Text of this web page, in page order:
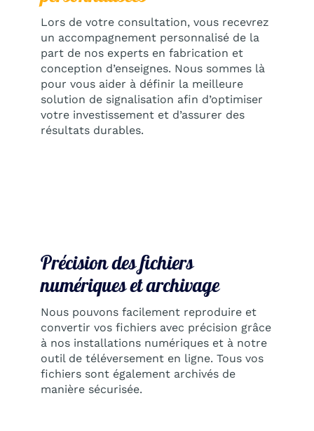
Lors de votre consultation, vous recevrez
un accompagnement personnalisé de la
part de nos experts en fabrication et
conception d’enseignes. Nous sommes là
pour vous aider à définir la meilleure
solution de signalisation afin d’optimiser
votre investissement et d’assurer des
résultats durables.
Précision des fichiers
numériques et archivage
Nous pouvons facilement reproduire et
convertir vos fichiers avec précision grâce
à nos installations numériques et à notre
outil de téléversement en ligne. Tous vos
fichiers sont également archivés de
manière sécurisée.